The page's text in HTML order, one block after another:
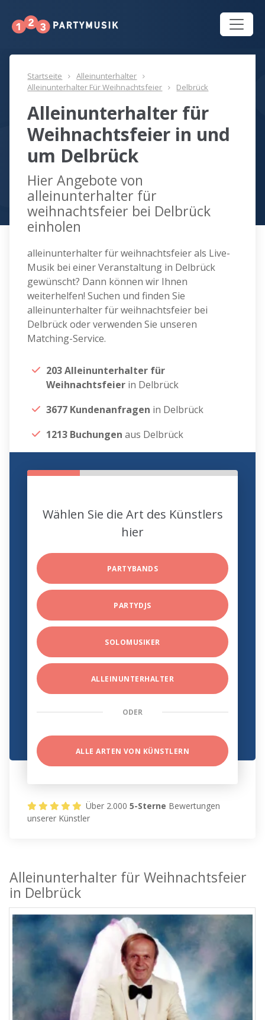
Startseite
Alleinunterhalter
Alleinunterhalter Für Weihnachtsfeier
Delbrück
Alleinunterhalter für
Weihnachtsfeier in und
um Delbrück
Hier Angebote von
alleinunterhalter für
weihnachtsfeier bei Delbrück
einholen
alleinunterhalter für weihnachtsfeier als Live-
Musik bei einer Veranstaltung in Delbrück
gewünscht? Dann können wir Ihnen
weiterhelfen! Suchen und finden Sie
alleinunterhalter für weihnachtsfeier bei
Delbrück oder verwenden Sie unseren
Matching-Service.
203 Alleinunterhalter für
Weihnachtsfeier in Delbrück
3677 Kundenanfragen in Delbrück
1213 Buchungen aus Delbrück
Wählen Sie die Art des Künstlers
hier
PARTYBANDS
PARTYDJS
SOLOMUSIKER
ALLEINUNTERHALTER
ODER
ALLE ARTEN VON KÜNSTLERN
Über 2.0005-Sterne Bewertungen
unserer Künstler
Alleinunterhalter für Weihnachtsfeier
in Delbrück